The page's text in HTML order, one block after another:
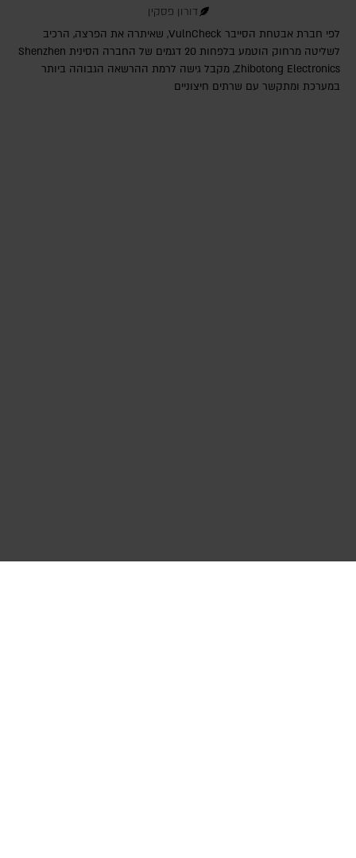
דורון פסקין
לפי חברת אבטחת הסייבר VulnCheck‎, שאיתרה את הפרצה, הרכיב
לשליטה מרחוק הוטמע בלפחות 20 דגמים של החברה הסינית Shenzhen
Zhibotong Electronics‎, מקבל גישה לרמת ההרשאה הגבוהה ביותר
במערכת ומתקשר עם שרתים חיצוניים